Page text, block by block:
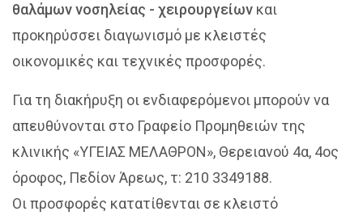
θαλάμων νοσηλείας - χειρουργείων και
προκηρύσσει διαγωνισμό με κλειστές
οικονομικές και τεχνικές προσφορές.
Για τη διακήρυξη οι ενδιαφερόμενοι μπορούν να
απευθύνονται στο Γραφείο Προμηθειών της
κλινικής «ΥΓΕΙΑΣ ΜΕΛΑΘΡΟΝ», Θερειανού 4α, 4ος
όροφος, Πεδίον Άρεως, τ: 210 3349188.
Οι προσφορές κατατίθενται σε κλειστό